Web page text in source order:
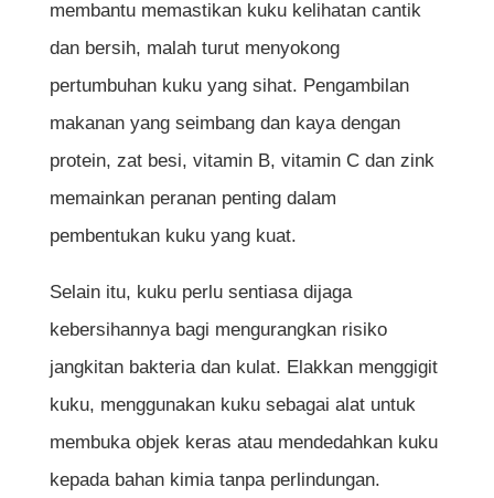
membantu memastikan kuku kelihatan cantik
dan bersih, malah turut menyokong
pertumbuhan kuku yang sihat. Pengambilan
makanan yang seimbang dan kaya dengan
protein, zat besi, vitamin B, vitamin C dan zink
memainkan peranan penting dalam
pembentukan kuku yang kuat.
Selain itu, kuku perlu sentiasa dijaga
kebersihannya bagi mengurangkan risiko
jangkitan bakteria dan kulat. Elakkan menggigit
kuku, menggunakan kuku sebagai alat untuk
membuka objek keras atau mendedahkan kuku
kepada bahan kimia tanpa perlindungan.